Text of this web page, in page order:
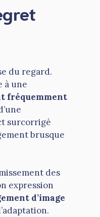
du regard.
à une
fréquemment
surcorrigé
brusque
des
expression
d’image